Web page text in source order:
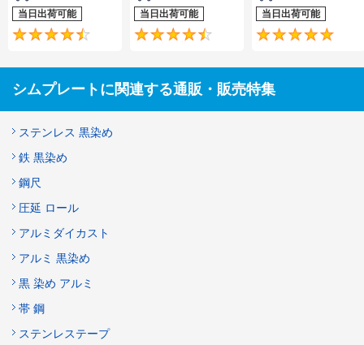
当日出荷可能
4.5
当日出荷可能
4.6
当日出荷可能
シムプレートに関連する通販・販売特集
ステンレス 黒染め
鉄 黒染め
鋼尺
圧延 ロール
アルミダイカスト
アルミ 黒染め
黒 染め アルミ
帯 鋼
ステンレステープ